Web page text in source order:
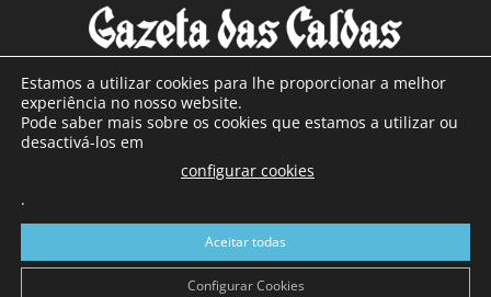
SOBRE NÓS
Com sede nas Caldas da Rainha e mais de 90 anos de
a sul de distrito de Leiria, com mais de 40.000 leitores por
toda a região Oeste. Jornal com distribuição em Portugal
Continental e assinatura online.
Estamos a utilizar cookies para lhe proporcionar a melhor
experiência no nosso website.
Pode saber mais sobre os cookies que estamos a utilizar ou
desactivá-los em
configurar cookies
.
Aceitar todas
Configurar Cookies